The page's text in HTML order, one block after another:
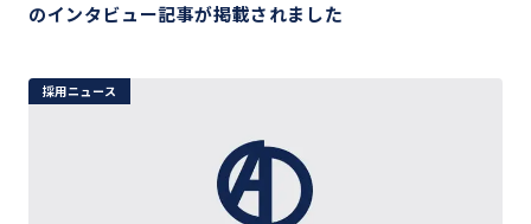
のインタビュー記事が掲載されました
採用ニュース